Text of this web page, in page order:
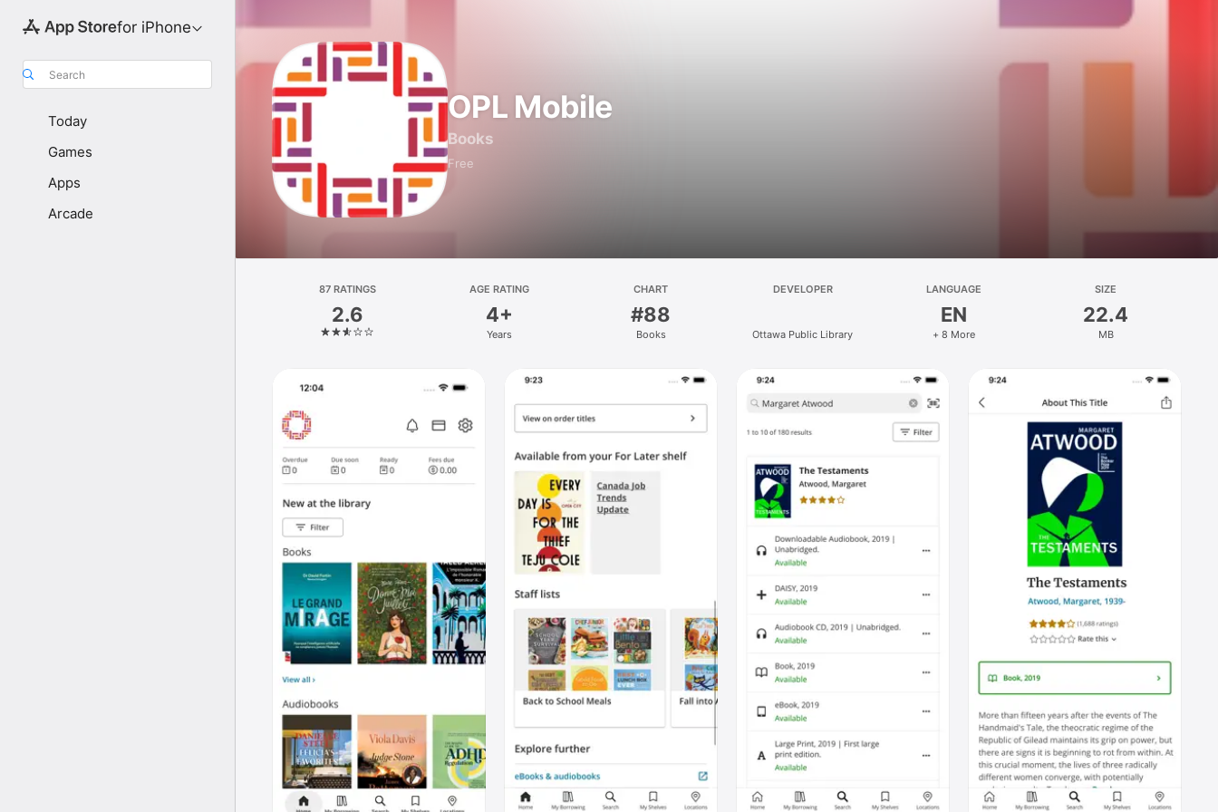
for iPhone
Search
Today
Games
Apps
Arcade
OPL Mobile
Books
Free
87 RATINGS
2.6
AGE RATING
4+
Years
CHART
#88
Books
DEVELOPER
Ottawa Public Library
LANGUAGE
EN
+ 8 More
SIZE
22.4
MB